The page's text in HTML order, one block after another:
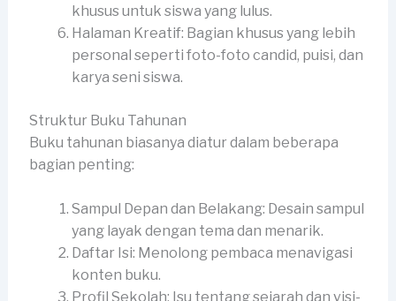
khusus untuk siswa yang lulus.
Halaman Kreatif: Bagian khusus yang lebih
personal seperti foto-foto candid, puisi, dan
karya seni siswa.
Struktur Buku Tahunan
Buku tahunan biasanya diatur dalam beberapa
bagian penting:
Sampul Depan dan Belakang: Desain sampul
yang layak dengan tema dan menarik.
Daftar Isi: Menolong pembaca menavigasi
konten buku.
Profil Sekolah: Isu tentang sejarah dan visi-